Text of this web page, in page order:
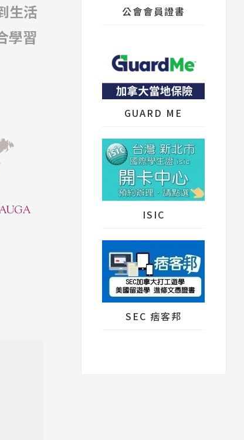
生活
學習
公會會員證書
GUARD ME
ISIC
SEC 痞客邦